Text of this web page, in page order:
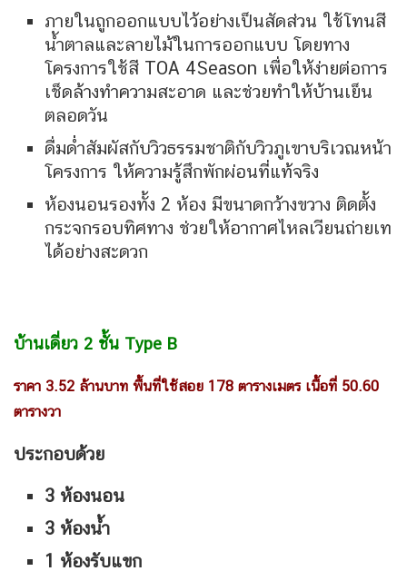
ภายในถูกออกแบบไว้อย่างเป็นสัดส่วน ใช้โทนสี
น้ำตาลและลายไม้ในการออกแบบ โดยทาง
โครงการใช้สี TOA 4Season เพื่อให้ง่ายต่อการ
เช็ดล้างทำความสะอาด และช่วยทำให้บ้านเย็น
ตลอดวัน
ดื่มด่ำสัมผัสกับวิวธรรมชาติกับวิวภูเขาบริเวณหน้า
โครงการ ให้ความรู้สึกพักผ่อนที่แท้จริง
ห้องนอนรองทั้ง 2 ห้อง มีขนาดกว้างขวาง ติดตั้ง
กระจกรอบทิศทาง ช่วยให้อากาศไหลเวียนถ่ายเท
ได้อย่างสะดวก
บ้านเดี่ยว 2 ชั้น Type B
ราคา 3.52 ล้านบาท พื้นที่ใช้สอย 178 ตารางเมตร เนื้อที่ 50.60
ตารางวา
ประกอบด้วย
3 ห้องนอน
3 ห้องน้ำ
1 ห้องรับแขก